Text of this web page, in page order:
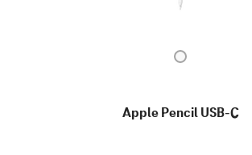
Apple Pencil USB-C